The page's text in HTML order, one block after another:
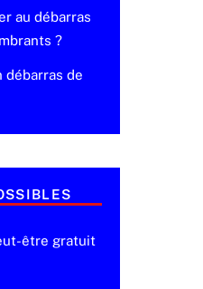
au débarras
?
débarras de
être gratuit